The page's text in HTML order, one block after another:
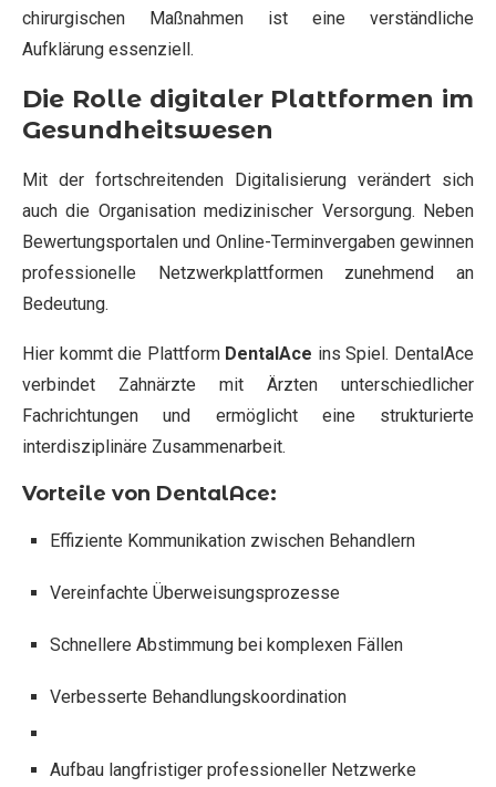
chirurgischen Maßnahmen ist eine verständliche
Aufklärung essenziell.
Die Rolle digitaler Plattformen im
Gesundheitswesen
Mit der fortschreitenden Digitalisierung verändert sich
auch die Organisation medizinischer Versorgung. Neben
Bewertungsportalen und Online-Terminvergaben gewinnen
professionelle Netzwerkplattformen zunehmend an
Bedeutung.
Hier kommt die Plattform DentalAce ins Spiel. DentalAce
verbindet Zahnärzte mit Ärzten unterschiedlicher
Fachrichtungen und ermöglicht eine strukturierte
interdisziplinäre Zusammenarbeit.
Vorteile von DentalAce:
Effiziente Kommunikation zwischen Behandlern
Vereinfachte Überweisungsprozesse
Schnellere Abstimmung bei komplexen Fällen
Verbesserte Behandlungskoordination
Aufbau langfristiger professioneller Netzwerke